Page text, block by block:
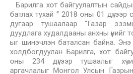
Барилга хот байгуулалтын
батлах тухай ” 2018 оны 01
дугаар тушаалаар “Газар
дуудлага худалдааны анхны үнийг
ыг шинэчлэн баталсан байна. Энэ
холдбогдуулан Барилга, хот
оны 234 дүгээр тушаалыг
аргачлалыг Монгол Улсын